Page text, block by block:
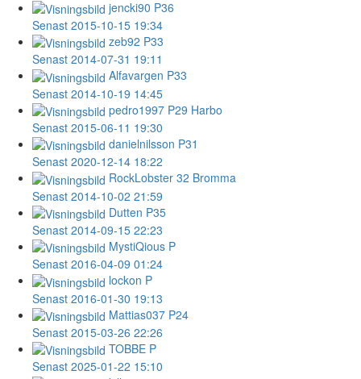
jencki90 P36
Senast 2015-10-15 19:34
zeb92 P33
Senast 2014-07-31 19:11
Alfavargen P33
Senast 2014-10-19 14:45
pedro1997 P29 Harbo
Senast 2015-06-11 19:30
danielnilsson P31
Senast 2020-12-14 18:22
RockLobster 32 Bromma
Senast 2014-10-02 21:59
Dutten P35
Senast 2014-09-15 22:23
MystiQious P
Senast 2016-04-09 01:24
lockon P
Senast 2016-01-30 19:13
Mattias037 P24
Senast 2015-03-26 22:26
TOBBE P
Senast 2025-01-22 15:10